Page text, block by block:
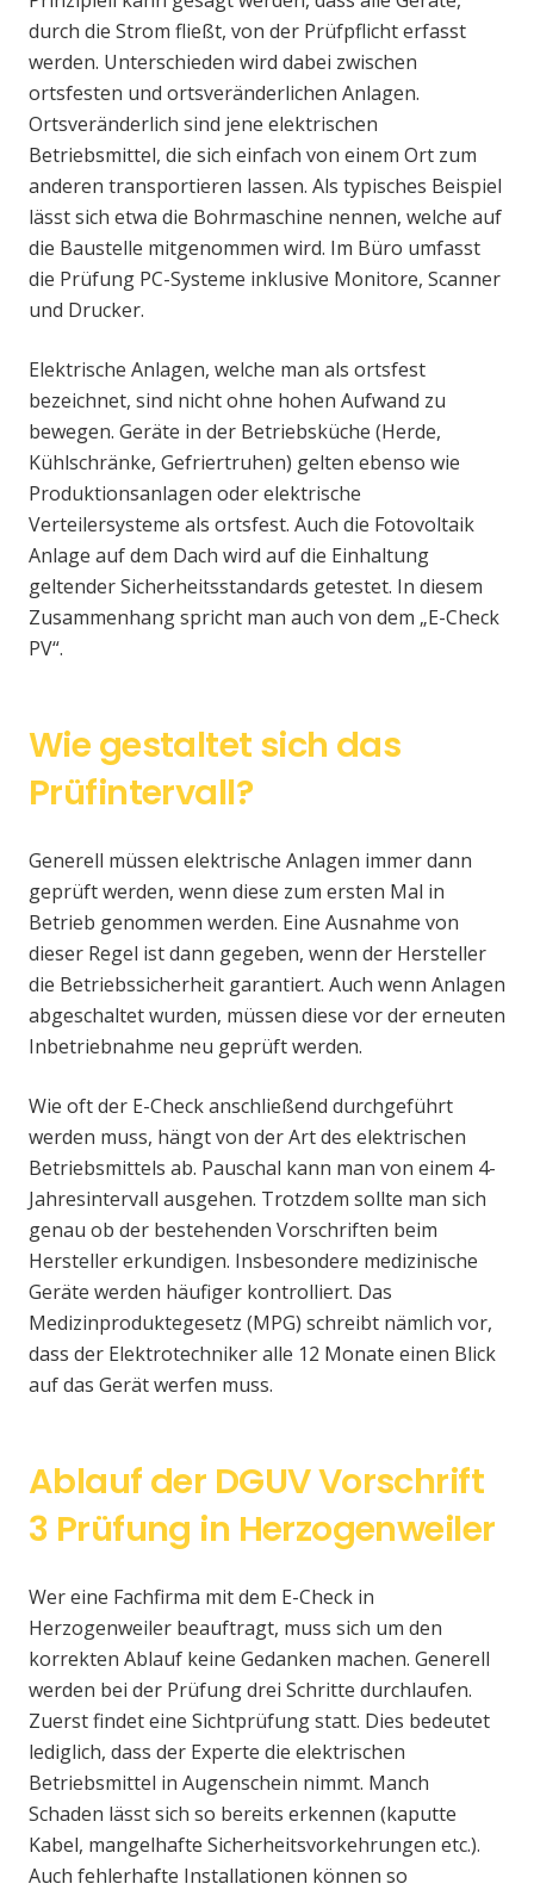
durch die Strom fließt, von der Prüfpflicht erfasst
werden. Unterschieden wird dabei zwischen
ortsfesten und ortsveränderlichen Anlagen.
Ortsveränderlich sind jene elektrischen
Betriebsmittel, die sich einfach von einem Ort zum
anderen transportieren lassen. Als typisches Beispiel
lässt sich etwa die Bohrmaschine nennen, welche auf
die Baustelle mitgenommen wird. Im Büro umfasst
die Prüfung PC-Systeme inklusive Monitore, Scanner
und Drucker.
Elektrische Anlagen, welche man als ortsfest
bezeichnet, sind nicht ohne hohen Aufwand zu
bewegen. Geräte in der Betriebsküche (Herde,
Kühlschränke, Gefriertruhen) gelten ebenso wie
Produktionsanlagen oder elektrische
Verteilersysteme als ortsfest. Auch die Fotovoltaik
Anlage auf dem Dach wird auf die Einhaltung
geltender Sicherheitsstandards getestet. In diesem
Zusammenhang spricht man auch von dem „E-Check
PV“.
Wie gestaltet sich das
Prüfintervall?
Generell müssen elektrische Anlagen immer dann
geprüft werden, wenn diese zum ersten Mal in
Betrieb genommen werden. Eine Ausnahme von
dieser Regel ist dann gegeben, wenn der Hersteller
die Betriebssicherheit garantiert. Auch wenn Anlagen
abgeschaltet wurden, müssen diese vor der erneuten
Inbetriebnahme neu geprüft werden.
Wie oft der E-Check anschließend durchgeführt
werden muss, hängt von der Art des elektrischen
Betriebsmittels ab. Pauschal kann man von einem 4-
Jahresintervall ausgehen. Trotzdem sollte man sich
genau ob der bestehenden Vorschriften beim
Hersteller erkundigen. Insbesondere medizinische
Geräte werden häufiger kontrolliert. Das
Medizinproduktegesetz (MPG) schreibt nämlich vor,
dass der Elektrotechniker alle 12 Monate einen Blick
auf das Gerät werfen muss.
Ablauf der DGUV Vorschrift
3 Prüfung in Herzogenweiler
Wer eine Fachfirma mit dem E-Check in
Herzogenweiler beauftragt, muss sich um den
korrekten Ablauf keine Gedanken machen. Generell
werden bei der Prüfung drei Schritte durchlaufen.
Zuerst findet eine Sichtprüfung statt. Dies bedeutet
lediglich, dass der Experte die elektrischen
Betriebsmittel in Augenschein nimmt. Manch
Schaden lässt sich so bereits erkennen (kaputte
Kabel, mangelhafte Sicherheitsvorkehrungen etc.).
Auch fehlerhafte Installationen können so